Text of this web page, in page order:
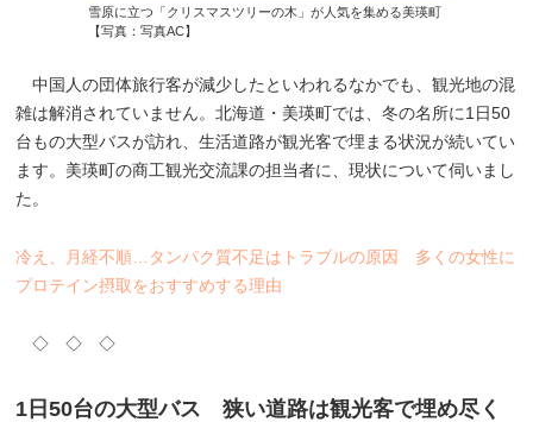
雪原に立つ「クリスマスツリーの木」が人気を集める美瑛町
【写真：写真AC】
中国人の団体旅行客が減少したといわれるなかでも、観光地の混
雑は解消されていません。北海道・美瑛町では、冬の名所に1日50
台もの大型バスが訪れ、生活道路が観光客で埋まる状況が続いてい
ます。美瑛町の商工観光交流課の担当者に、現状について伺いまし
た。
冷え、月経不順…タンパク質不足はトラブルの原因 多くの女性に
プロテイン摂取をおすすめする理由
◇ ◇ ◇
1日50台の大型バス 狭い道路は観光客で埋め尽く